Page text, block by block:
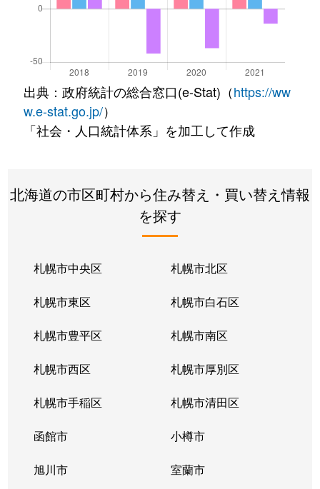
出典：政府統計の総合窓口(e-Stat)（https://ww
w.e-stat.go.jp/）
「社会・人口統計体系」を加工して作成
北海道の市区町村から住み替え・買い替え情報
を探す
札幌市中央区 札幌市北区
札幌市東区 札幌市白石区
札幌市豊平区 札幌市南区
札幌市西区 札幌市厚別区
札幌市手稲区 札幌市清田区
函館市 小樽市
旭川市 室蘭市